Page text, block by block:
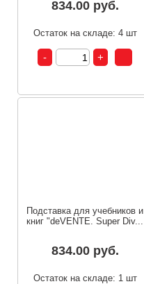
834.00 руб.
Остаток на складе: 4 шт
Подставка для учебников и
книг "deVENTE. Super Div...
834.00 руб.
Остаток на складе: 1 шт